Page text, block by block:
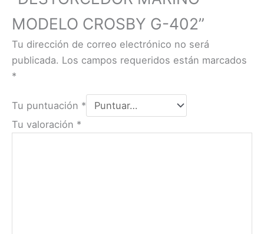
MODELO CROSBY G-402”
Tu dirección de correo electrónico no será
publicada. Los campos requeridos están marcados
*
Tu puntuación *
Tu valoración *